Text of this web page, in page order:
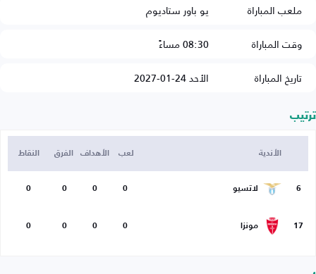
ملعب المباراة
يو باور ستاديوم
وقت المباراة
08:30 مساءً
تاريخ المباراة
الأحد 24-01-2027
ترتيب
الأندية لعب الأهداف الفرق النقاط
6 لاتسيو 0
0
0
0
17 مونزا 0
0
0
0